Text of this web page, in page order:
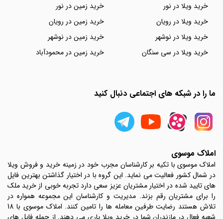
خرید ویلا در نور
خرید ویلا در رویان
خرید ویلا در نوشهر
خرید ویلا در سی سنگان
خرید زمین در نور
خرید زمین در رویان
خرید زمین در نوشهر
خرید زمین در محمودآباد
ما را در شبکه های اجتماعی دنبال کنید
املاک موسوی
املاک موسوی با تکیه بر کارشناسان مجرب خود در زمینه خرید و فروش ویلا
در شمال کشور فعالیت می نماید. این گروه با در اختیار گذاشتن بهترین فایل
های تایید شده در اختیار مشتریان عزیز سعی دارد تجربه خوبی از خرید ملک
را برای مشتریان رقم بزند. مدیریت و کارشناسان این مجموعه همواره در
تلاش هستند رضایت طرفین معامله ها را تامین کنند. املاک موسوی با 18